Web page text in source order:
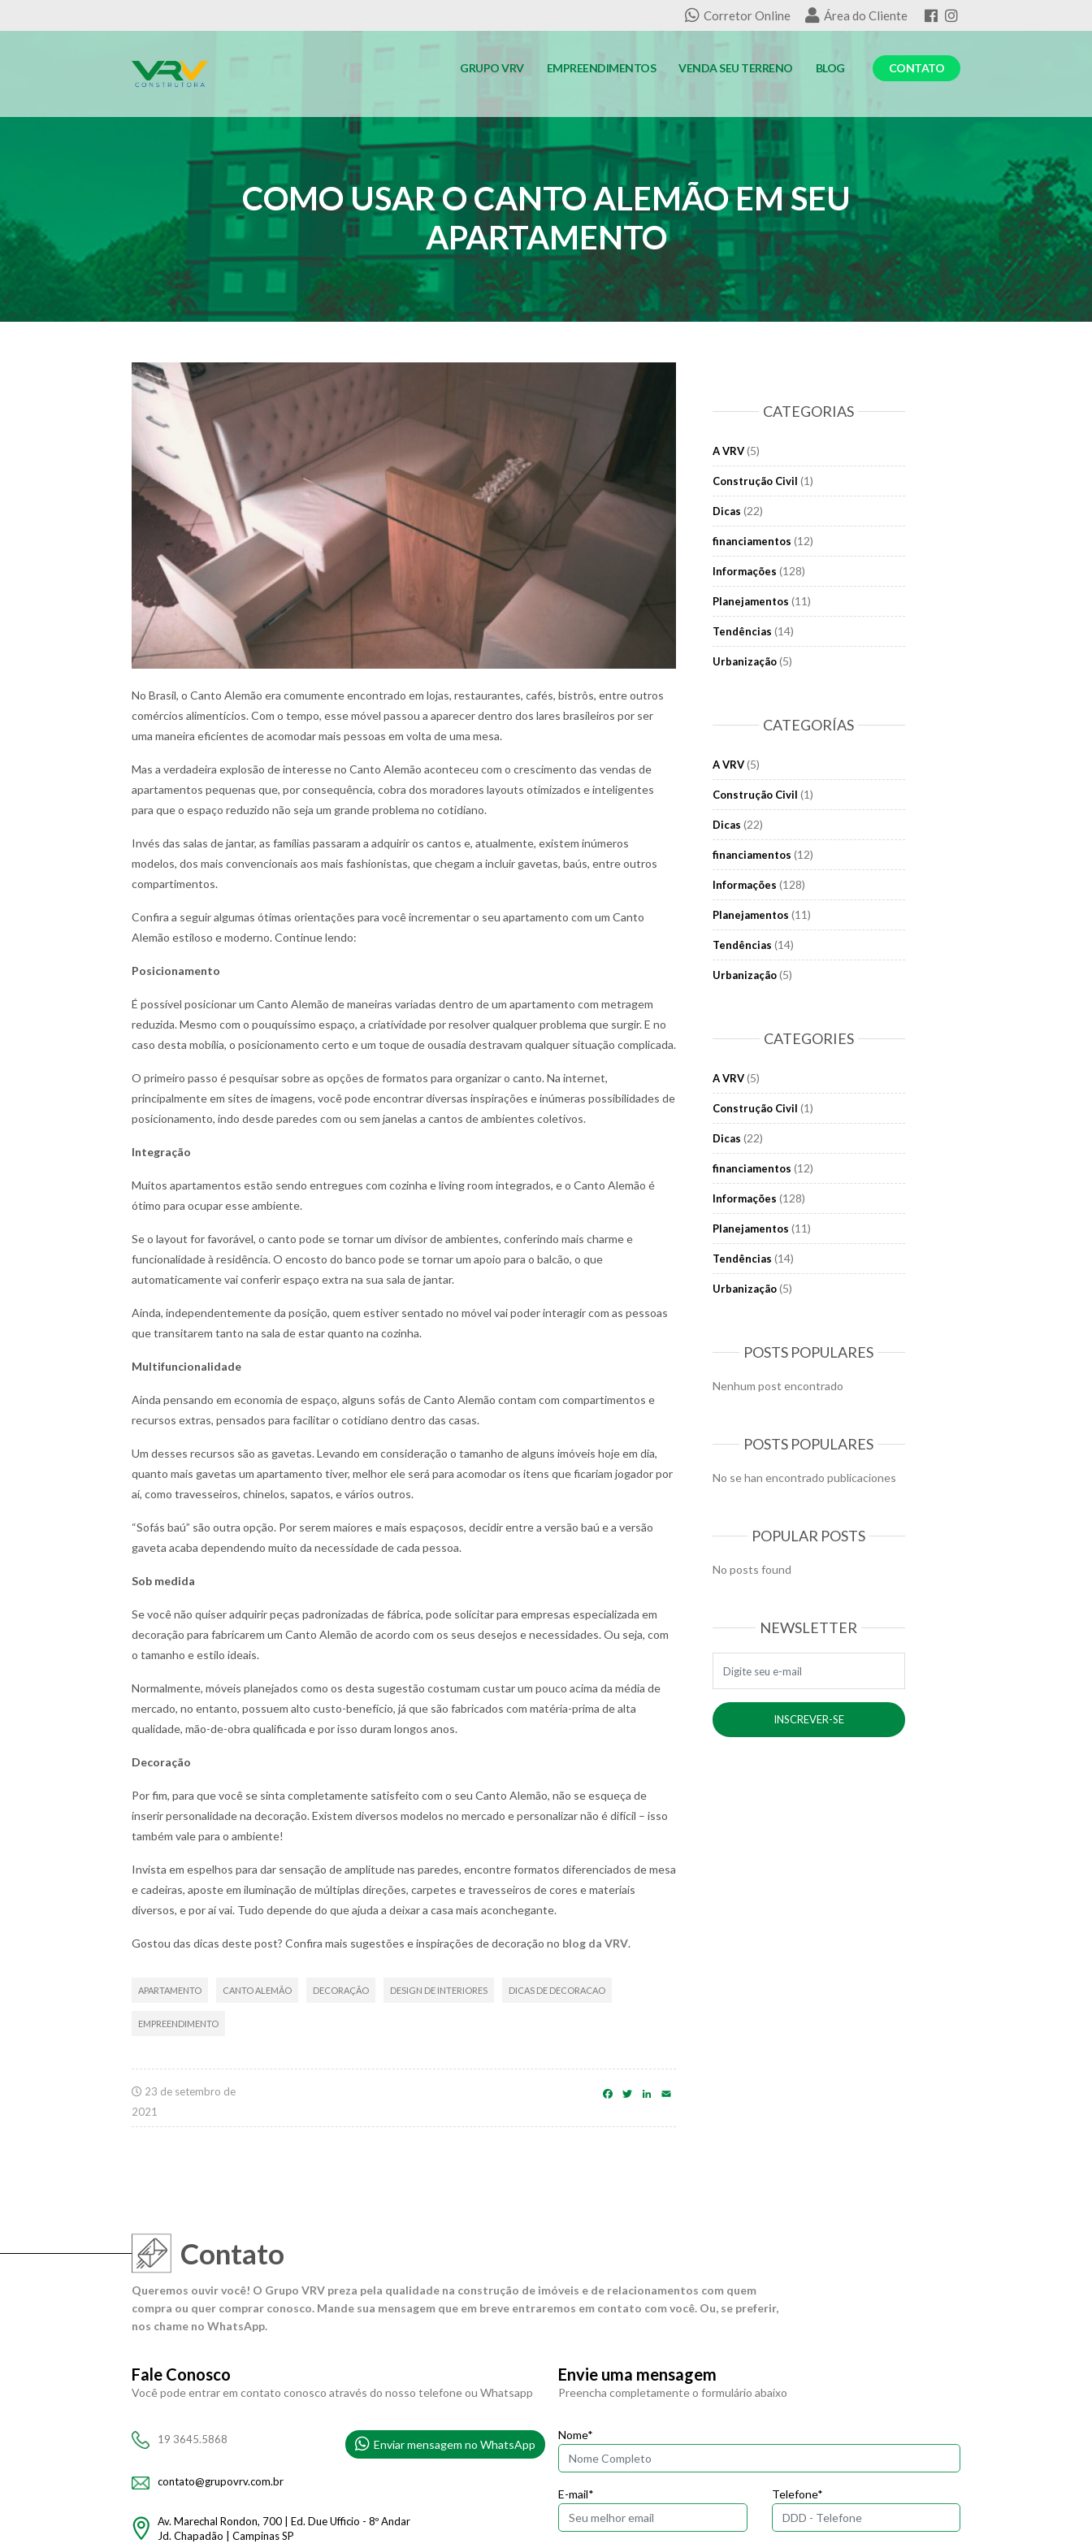
Corretor Online Área do Cliente
GRUPO VRV EMPREENDIMENTOS VENDA SEU TERRENO BLOG CONTATO
COMO USAR O CANTO ALEMÃO EM SEU
APARTAMENTO
No Brasil, o Canto Alemão era comumente encontrado em lojas, restaurantes, cafés, bistrôs, entre outros
comércios alimentícios. Com o tempo, esse móvel passou a aparecer dentro dos lares brasileiros por ser
uma maneira eficientes de acomodar mais pessoas em volta de uma mesa.
Mas a verdadeira explosão de interesse no Canto Alemão aconteceu com o crescimento das vendas de
apartamentos pequenas que, por consequência, cobra dos moradores layouts otimizados e inteligentes
para que o espaço reduzido não seja um grande problema no cotidiano.
Invés das salas de jantar, as famílias passaram a adquirir os cantos e, atualmente, existem inúmeros
modelos, dos mais convencionais aos mais fashionistas, que chegam a incluir gavetas, baús, entre outros
compartimentos.
Confira a seguir algumas ótimas orientações para você incrementar o seu apartamento com um Canto
Alemão estiloso e moderno. Continue lendo:
Posicionamento
É possível posicionar um Canto Alemão de maneiras variadas dentro de um apartamento com metragem
reduzida. Mesmo com o pouquíssimo espaço, a criatividade por resolver qualquer problema que surgir. E no
caso desta mobília, o posicionamento certo e um toque de ousadia destravam qualquer situação complicada.
O primeiro passo é pesquisar sobre as opções de formatos para organizar o canto. Na internet,
principalmente em sites de imagens, você pode encontrar diversas inspirações e inúmeras possibilidades de
posicionamento, indo desde paredes com ou sem janelas a cantos de ambientes coletivos.
Integração
Muitos apartamentos estão sendo entregues com cozinha e living room integrados, e o Canto Alemão é
ótimo para ocupar esse ambiente.
Se o layout for favorável, o canto pode se tornar um divisor de ambientes, conferindo mais charme e
funcionalidade à residência. O encosto do banco pode se tornar um apoio para o balcão, o que
automaticamente vai conferir espaço extra na sua sala de jantar.
Ainda, independentemente da posição, quem estiver sentado no móvel vai poder interagir com as pessoas
que transitarem tanto na sala de estar quanto na cozinha.
Multifuncionalidade
Ainda pensando em economia de espaço, alguns sofás de Canto Alemão contam com compartimentos e
recursos extras, pensados para facilitar o cotidiano dentro das casas.
Um desses recursos são as gavetas. Levando em consideração o tamanho de alguns imóveis hoje em dia,
quanto mais gavetas um apartamento tiver, melhor ele será para acomodar os itens que ficariam jogador por
aí, como travesseiros, chinelos, sapatos, e vários outros.
“Sofás baú” são outra opção. Por serem maiores e mais espaçosos, decidir entre a versão baú e a versão
gaveta acaba dependendo muito da necessidade de cada pessoa.
Sob medida
Se você não quiser adquirir peças padronizadas de fábrica, pode solicitar para empresas especializada em
decoração para fabricarem um Canto Alemão de acordo com os seus desejos e necessidades. Ou seja, com
o tamanho e estilo ideais.
Normalmente, móveis planejados como os desta sugestão costumam custar um pouco acima da média de
mercado, no entanto, possuem alto custo-benefício, já que são fabricados com matéria-prima de alta
qualidade, mão-de-obra qualificada e por isso duram longos anos.
Decoração
Por fim, para que você se sinta completamente satisfeito com o seu Canto Alemão, não se esqueça de
inserir personalidade na decoração. Existem diversos modelos no mercado e personalizar não é difícil – isso
também vale para o ambiente!
Invista em espelhos para dar sensação de amplitude nas paredes, encontre formatos diferenciados de mesa
e cadeiras, aposte em iluminação de múltiplas direções, carpetes e travesseiros de cores e materiais
diversos, e por aí vai. Tudo depende do que ajuda a deixar a casa mais aconchegante.
Gostou das dicas deste post? Confira mais sugestões e inspirações de decoração no blog da VRV.
APARTAMENTO CANTO ALEMÃO DECORAÇÃO DESIGN DE INTERIORES DICAS DE DECORACAO
EMPREENDIMENTO
23 de setembro de
2021
Facebook
TwitterLinkedIn
CATEGORIAS
A VRV(5)
Construção Civil (1)
Dicas (22)
financiamentos (12)
Informações (128)
Planejamentos (11)
Tendências (14)
Urbanização(5)
CATEGORÍAS
A VRV(5)
Construção Civil (1)
Dicas (22)
financiamentos (12)
Informações (128)
Planejamentos (11)
Tendências (14)
Urbanização(5)
CATEGORIES
A VRV(5)
Construção Civil (1)
Dicas (22)
financiamentos (12)
Informações (128)
Planejamentos (11)
Tendências (14)
Urbanização(5)
POSTS POPULARES
Nenhum post encontrado
POSTS POPULARES
No se han encontrado publicaciones
POPULAR POSTS
No posts found
NEWSLETTER
Contato
Queremos ouvir você! O Grupo VRV preza pela qualidade na construção de imóveis e de relacionamentos com quem
compra ou quer comprar conosco. Mande sua mensagem que em breve entraremos em contato com você. Ou, se preferir,
nos chame no WhatsApp.
Fale Conosco
Você pode entrar em contato conosco através do nosso telefone ou Whatsapp
19 3645.5868 Enviar mensagem no WhatsApp
contato@grupovrv.com.br
Av. Marechal Rondon, 700 | Ed. Due Ufficio - 8º Andar
Jd. Chapadão | Campinas SP
Envie uma mensagem
Preencha completamente o formulário abaixo
Nome*
E-mail* Telefone*